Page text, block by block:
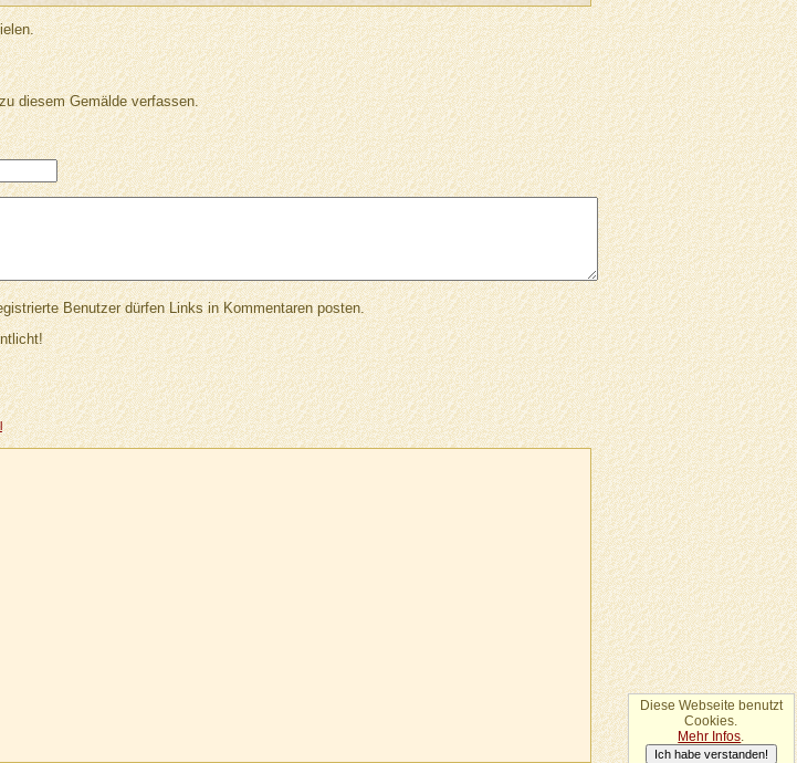
diesem Gemälde verfassen.
Benutzer dürfen Links in Kommentaren posten.
Diese Webseite benutzt
Cookies.
Mehr Infos.
Ich habe verstanden!